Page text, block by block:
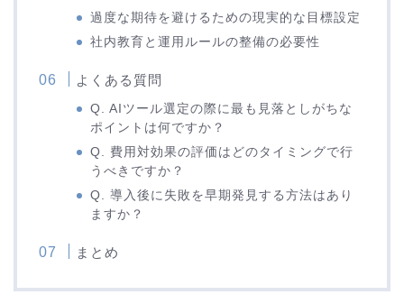
過度な期待を避けるための現実的な目標設定
社内教育と運用ルールの整備の必要性
よくある質問
Q. AIツール選定の際に最も見落としがちな
ポイントは何ですか？
Q. 費用対効果の評価はどのタイミングで行
うべきですか？
Q. 導入後に失敗を早期発見する方法はあり
ますか？
まとめ